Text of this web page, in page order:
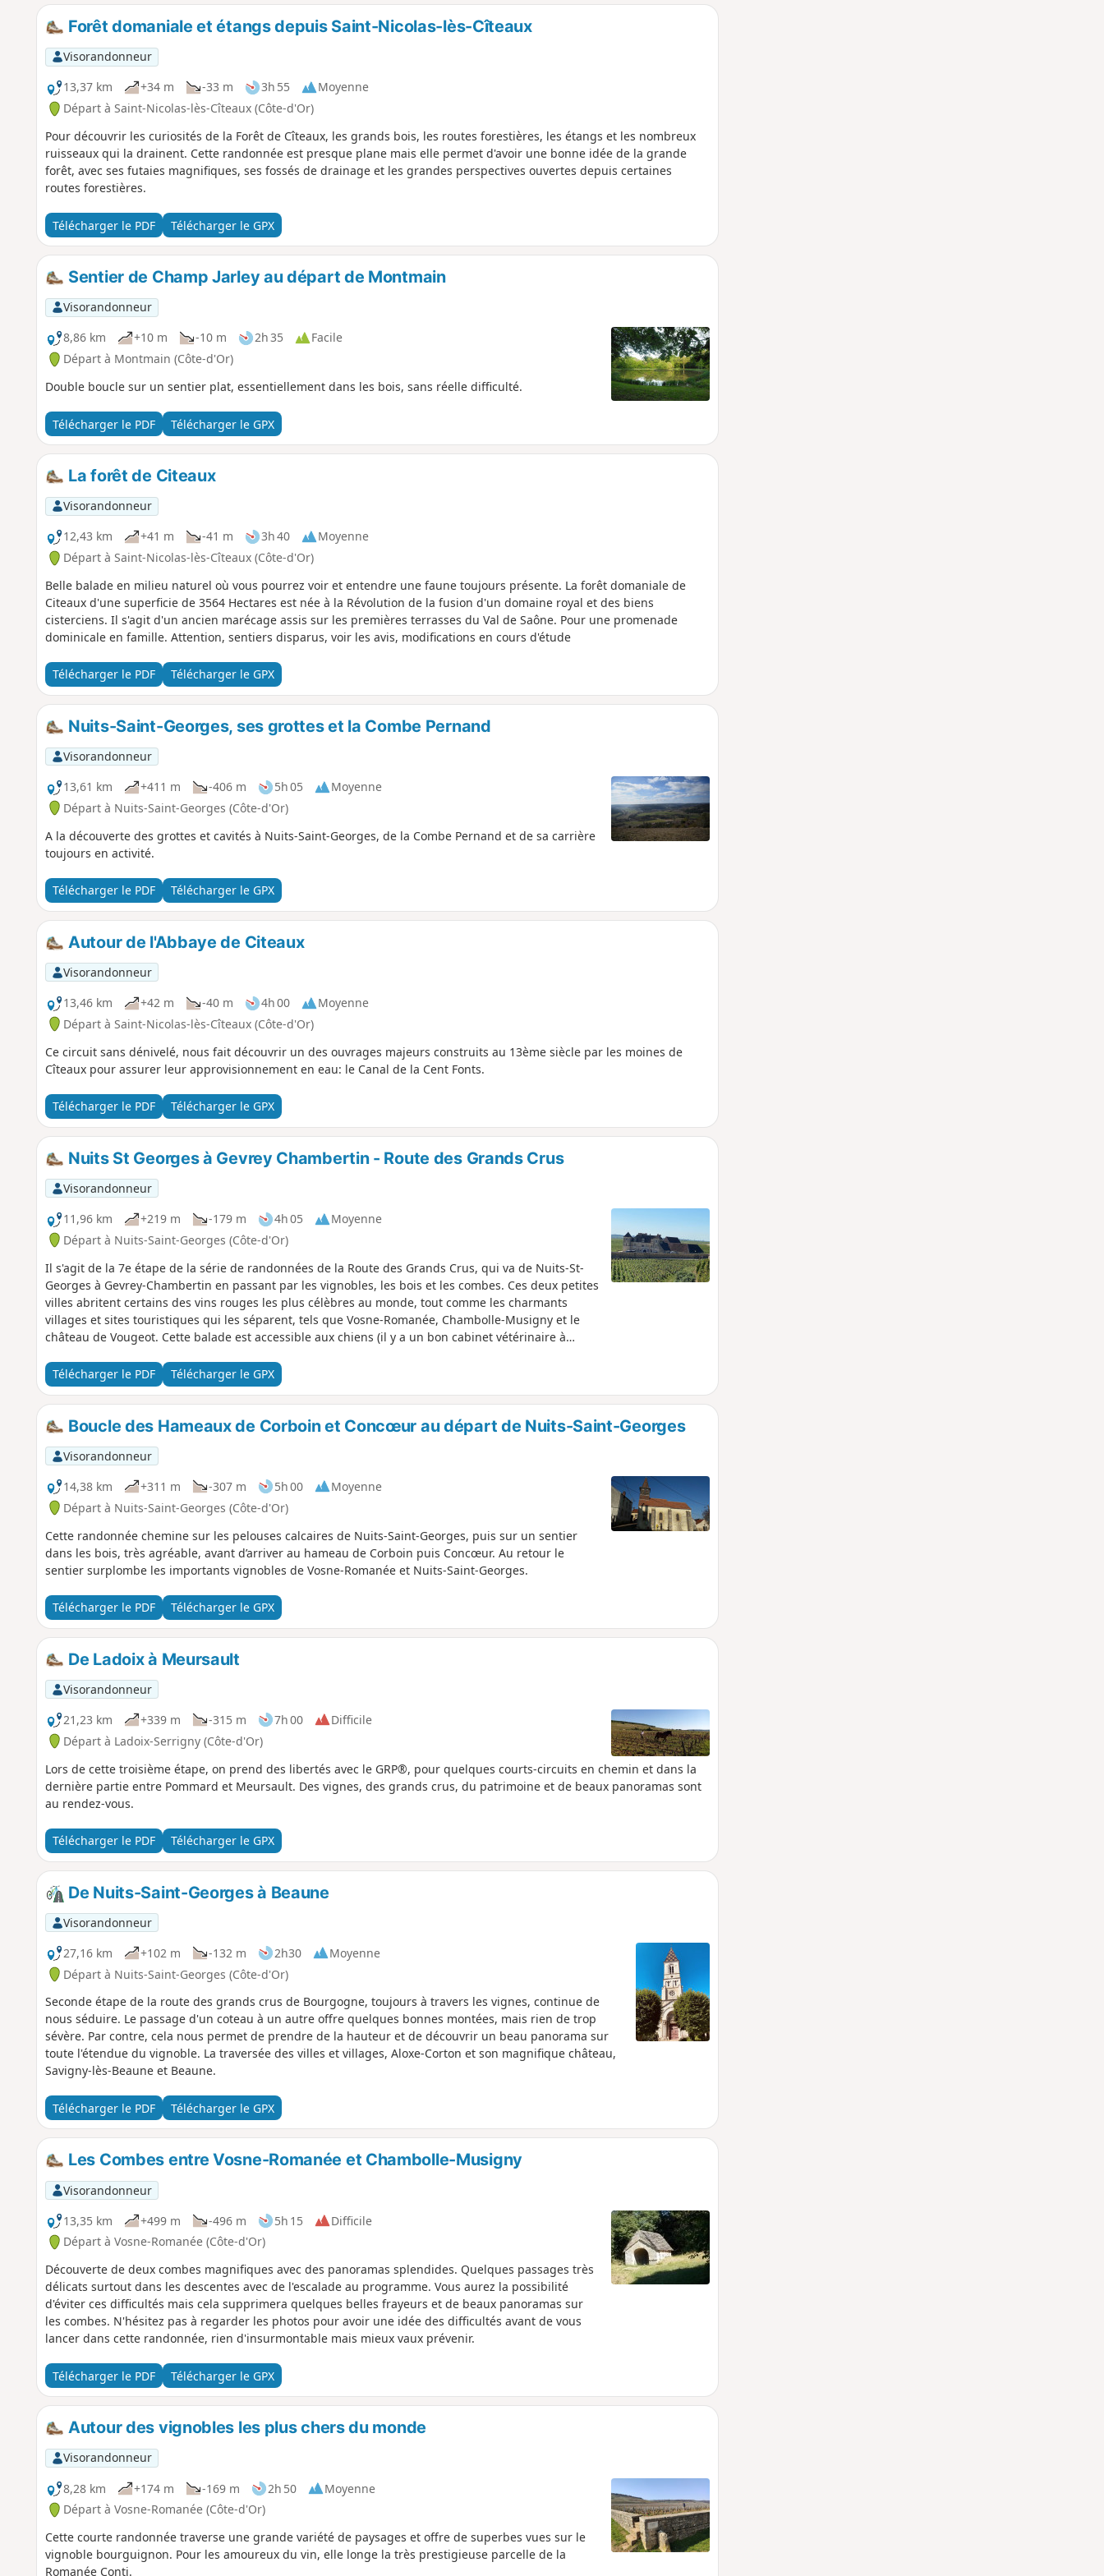
Forêt domaniale et étangs depuis Saint-Nicolas-lès-Cîteaux
Visorandonneur
13,37 km
+34 m -33 m 3h 55
Moyenne
Départ à Saint-Nicolas-lès-Cîteaux (Côte-d'Or)
Pour découvrir les curiosités de la Forêt de Cîteaux, les grands bois, les routes forestières, les étangs et les nombreux
ruisseaux qui la drainent. Cette randonnée est presque plane mais elle permet d'avoir une bonne idée de la grande
forêt, avec ses futaies magnifiques, ses fossés de drainage et les grandes perspectives ouvertes depuis certaines
routes forestières.
Télécharger le PDF Télécharger le GPX
Sentier de Champ Jarley au départ de Montmain
Visorandonneur
8,86 km
+10 m -10 m 2h 35
Facile
Départ à Montmain (Côte-d'Or)
Double boucle sur un sentier plat, essentiellement dans les bois, sans réelle difficulté.
Télécharger le PDF Télécharger le GPX
La forêt de Citeaux
Visorandonneur
12,43 km
+41 m -41 m 3h 40
Moyenne
Départ à Saint-Nicolas-lès-Cîteaux (Côte-d'Or)
Belle balade en milieu naturel où vous pourrez voir et entendre une faune toujours présente. La forêt domaniale de
Citeaux d'une superficie de 3564 Hectares est née à la Révolution de la fusion d'un domaine royal et des biens
cisterciens. Il s'agit d'un ancien marécage assis sur les premières terrasses du Val de Saône. Pour une promenade
dominicale en famille. Attention, sentiers disparus, voir les avis, modifications en cours d'étude
Télécharger le PDF Télécharger le GPX
Nuits-Saint-Georges, ses grottes et la Combe Pernand
Visorandonneur
13,61 km
+411 m -406 m 5h 05
Moyenne
Départ à Nuits-Saint-Georges (Côte-d'Or)
A la découverte des grottes et cavités à Nuits-Saint-Georges, de la Combe Pernand et de sa carrière
toujours en activité.
Télécharger le PDF Télécharger le GPX
Autour de l'Abbaye de Citeaux
Visorandonneur
13,46 km
+42 m -40 m 4h 00
Moyenne
Départ à Saint-Nicolas-lès-Cîteaux (Côte-d'Or)
Ce circuit sans dénivelé, nous fait découvrir un des ouvrages majeurs construits au 13ème siècle par les moines de
Cîteaux pour assurer leur approvisionnement en eau: le Canal de la Cent Fonts.
Télécharger le PDF Télécharger le GPX
Nuits St Georges à Gevrey Chambertin - Route des Grands Crus
Visorandonneur
11,96 km
+219 m -179 m 4h 05
Moyenne
Départ à Nuits-Saint-Georges (Côte-d'Or)
Il s'agit de la 7e étape de la série de randonnées de la Route des Grands Crus, qui va de Nuits-St-
Georges à Gevrey-Chambertin en passant par les vignobles, les bois et les combes. Ces deux petites
villes abritent certains des vins rouges les plus célèbres au monde, tout comme les charmants
villages et sites touristiques qui les séparent, tels que Vosne-Romanée, Chambolle-Musigny et le
château de Vougeot. Cette balade est accessible aux chiens (il y a un bon cabinet vétérinaire à
vignobles aux bois. Tu peux revenir au point de départ en bus et en train.
Télécharger le PDF Télécharger le GPX
Boucle des Hameaux de Corboin et Concœur au départ de Nuits-Saint-Georges
Visorandonneur
14,38 km
+311 m -307 m 5h 00
Moyenne
Départ à Nuits-Saint-Georges (Côte-d'Or)
Cette randonnée chemine sur les pelouses calcaires de Nuits-Saint-Georges, puis sur un sentier
dans les bois, très agréable, avant d’arriver au hameau de Corboin puis Concœur. Au retour le
sentier surplombe les importants vignobles de Vosne-Romanée et Nuits-Saint-Georges.
Télécharger le PDF Télécharger le GPX
De Ladoix à Meursault
Visorandonneur
21,23 km
+339 m -315 m 7h 00
Difficile
Départ à Ladoix-Serrigny (Côte-d'Or)
Lors de cette troisième étape, on prend des libertés avec le GRP®, pour quelques courts-circuits en chemin et dans la
dernière partie entre Pommard et Meursault. Des vignes, des grands crus, du patrimoine et de beaux panoramas sont
au rendez-vous.
Télécharger le PDF Télécharger le GPX
De Nuits-Saint-Georges à Beaune
Visorandonneur
27,16 km
+102 m -132 m 2h30
Moyenne
Départ à Nuits-Saint-Georges (Côte-d'Or)
Seconde étape de la route des grands crus de Bourgogne, toujours à travers les vignes, continue de
nous séduire. Le passage d'un coteau à un autre offre quelques bonnes montées, mais rien de trop
sévère. Par contre, cela nous permet de prendre de la hauteur et de découvrir un beau panorama sur
toute l'étendue du vignoble. La traversée des villes et villages, Aloxe-Corton et son magnifique château,
Savigny-lès-Beaune et Beaune.
Télécharger le PDF Télécharger le GPX
Les Combes entre Vosne-Romanée et Chambolle-Musigny
Visorandonneur
13,35 km
+499 m -496 m 5h 15
Difficile
Départ à Vosne-Romanée (Côte-d'Or)
Découverte de deux combes magnifiques avec des panoramas splendides. Quelques passages très
délicats surtout dans les descentes avec de l'escalade au programme. Vous aurez la possibilité
d'éviter ces difficultés mais cela supprimera quelques belles frayeurs et de beaux panoramas sur
les combes. N'hésitez pas à regarder les photos pour avoir une idée des difficultés avant de vous
lancer dans cette randonnée, rien d'insurmontable mais mieux vaux prévenir.
Télécharger le PDF Télécharger le GPX
Autour des vignobles les plus chers du monde
Visorandonneur
8,28 km
+174 m -169 m 2h 50
Moyenne
Départ à Vosne-Romanée (Côte-d'Or)
Cette courte randonnée traverse une grande variété de paysages et offre de superbes vues sur le
vignoble bourguignon. Pour les amoureux du vin, elle longe la très prestigieuse parcelle de la
Romanée Conti.